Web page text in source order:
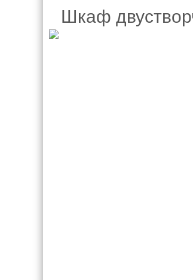
Шкаф